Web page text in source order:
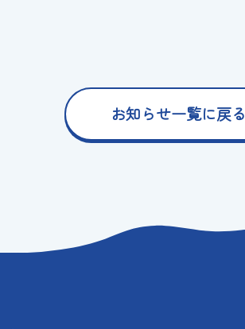
お知らせ一覧に戻る